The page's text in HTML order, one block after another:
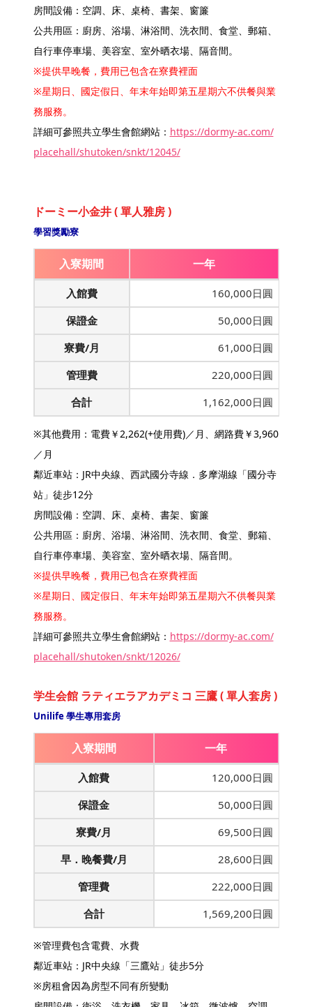
房間設備：空調、床、桌椅、書架、窗簾
公共用區：廚房、浴場、淋浴間、洗衣間、食堂、郵箱、
自行車停車場、美容室、室外晒衣場、隔音間。
※提供早晚餐，費用已包含在寮費裡面
※星期日、國定假日、年末年始即第五星期六不供餐與業
務服務。
詳細可參照共立學生會館網站： https://dormy-ac.com/
placehall/shutoken/snkt/12045/
ドーミー小金井 ( 單人雅房 )
學習獎勵寮
入寮期間 一年
入館費
160,000日圓
保證金
50,000日圓
寮費/月
61,000日圓
管理費
220,000日圓
合計
1,162,000日圓
※其他費用：電費￥2,262(+使用費)／月、網路費￥3,960
／月
鄰近車站：JR中央線、西武國分寺線．多摩湖線「國分寺
站」徒步12分
房間設備：空調、床、桌椅、書架、窗簾
公共用區：廚房、浴場、淋浴間、洗衣間、食堂、郵箱、
自行車停車場、美容室、室外晒衣場、隔音間。
※提供早晚餐，費用已包含在寮費裡面
※星期日、國定假日、年末年始即第五星期六不供餐與業
務服務。
詳細可參照共立學生會館網站： https://dormy-ac.com/
placehall/shutoken/snkt/12026/
学生会館 ラティエラアカデミコ 三鷹 ( 單人套房 )
Unilife 學生專用套房
入寮期間 一年
入館費
120,000日圓
保證金
50,000日圓
寮費/月
69,500日圓
早．晚餐費/月
28,600日圓
管理費
222,000日圓
合計
1,569,200日圓
※管理費包含電費、水費
鄰近車站：JR中央線「三鷹站」徒步5分
※房租會因為房型不同有所變動